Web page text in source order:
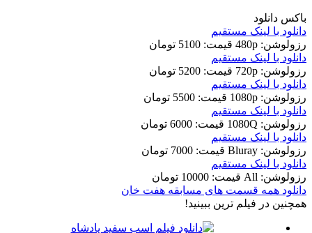
باکس دانلود
دانلود با لينک مستقيم
رزولوشن: 480p
قيمت: 5100 تومان
دانلود با لينک مستقيم
رزولوشن: 720p
قيمت: 5200 تومان
دانلود با لينک مستقيم
رزولوشن: 1080p
قيمت: 5500 تومان
دانلود با لينک مستقيم
رزولوشن: 1080Q
قيمت: 6000 تومان
دانلود با لينک مستقيم
رزولوشن: Bluray
قيمت: 7000 تومان
دانلود با لينک مستقيم
رزولوشن: All
قيمت: 10000 تومان
دانلود همه قسمت های مسابقه هفت خان
همچنين در فيلم ترين ببينيد!